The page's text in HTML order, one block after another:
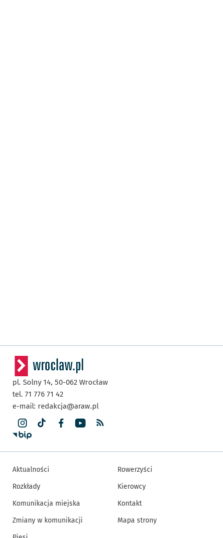
pl. Solny 14, 50-062 Wrocław
tel. 71 776 71 42
e-mail: redakcja@araw.pl
Aktualności
Rozkłady
Komunikacja miejska
Zmiany w komunikacji
Rowerzyści
Kierowcy
Kontakt
Mapa strony